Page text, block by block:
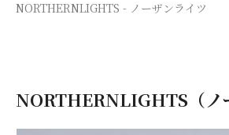
NORTHERNLIGHTS - ノーザンライツ
NORTHERNLIGHTS（ノ